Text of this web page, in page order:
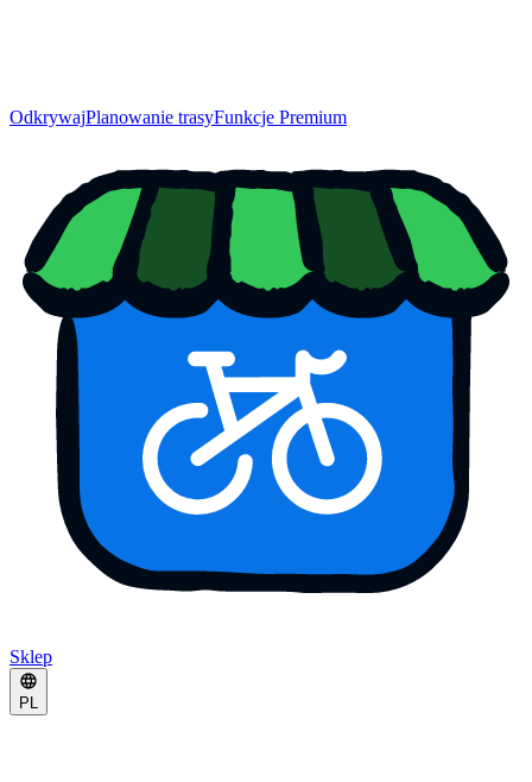
OdkrywajPlanowanie trasyFunkcje Premium
Sklep
PL